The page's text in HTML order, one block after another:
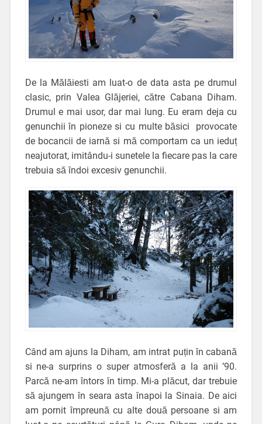
De la Mălăiesti am luat-o de data asta pe drumul
clasic, prin Valea Glăjeriei, către Cabana Diham.
Drumul e mai usor, dar mai lung. Eu eram deja cu
genunchii în pioneze si cu multe băsici provocate
de bocancii de iarnă si mă comportam ca un ieduț
neajutorat, imitându-i sunetele la fiecare pas la care
trebuia să îndoi excesiv genunchii.
Când am ajuns la Diham, am intrat puțin în cabană
si ne-a surprins o super atmosferă a la anii ’90.
Parcă ne-am întors în timp. Mi-a plăcut, dar trebuie
să ajungem în seara asta înapoi la Sinaia. De aici
am pornit împreună cu alte două persoane si am